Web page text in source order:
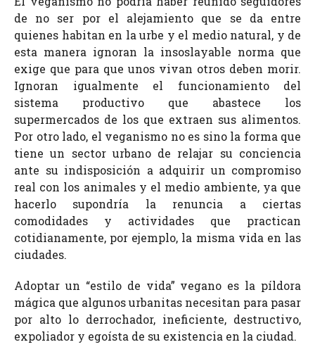
de no ser por el alejamiento que se da entre
quienes habitan en la urbe y el medio natural, y de
esta manera ignoran la insoslayable norma que
exige que para que unos vivan otros deben morir.
Ignoran igualmente el funcionamiento del
sistema productivo que abastece los
supermercados de los que extraen sus alimentos.
Por otro lado, el veganismo no es sino la forma que
tiene un sector urbano de relajar su conciencia
ante su indisposición a adquirir un compromiso
real con los animales y el medio ambiente, ya que
hacerlo supondría la renuncia a ciertas
comodidades y actividades que practican
cotidianamente, por ejemplo, la misma vida en las
ciudades.
Adoptar un “estilo de vida” vegano es la píldora
mágica que algunos urbanitas necesitan para pasar
por alto lo derrochador, ineficiente, destructivo,
expoliador y egoísta de su existencia en la ciudad.